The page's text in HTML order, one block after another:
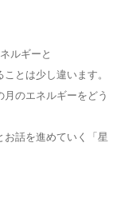
ルギーと
とは少し違います。
のエネルギーをどう
お話を進めていく「星